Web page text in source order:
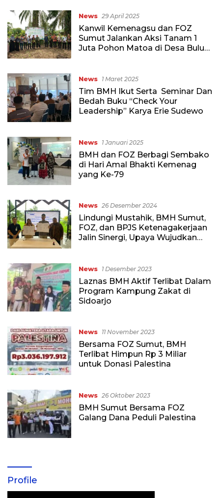
News 29 April 2025
Kanwil Kemenagsu dan FOZ
Sumut Jalankan Aksi Tanam 1
Juta Pohon Matoa di Desa Bulu
News 1 Maret 2025
Tim BMH Ikut Serta Seminar Dan
Bedah Buku “Check Your
News 1 Januari 2025
BMH dan FOZ Berbagi Sembako
di Hari Amal Bhakti Kemenag
yang Ke-79
News 26 Desember 2024
Lindungi Mustahik, BMH Sumut,
FOZ, dan BPJS Ketenagakerjaan
Jalin Sinergi, Upaya Wujudkan
News 1 Desember 2023
Laznas BMH Aktif Terlibat Dalam
Program Kampung Zakat di
Sidoarjo
News 11 November 2023
Bersama FOZ Sumut, BMH
Terlibat Himpun Rp 3 Miliar
News 26 Oktober 2023
BMH Sumut Bersama FOZ
Galang Dana Peduli Palestina
Profile